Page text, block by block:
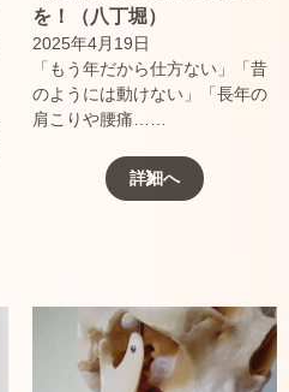
を！（八丁堀）
2025年4月19日
「もう年だから仕方ない」「昔
のようには動けない」「長年の
肩こりや腰痛……
詳細へ